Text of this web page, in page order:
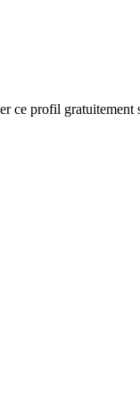
ce profil gratuitement